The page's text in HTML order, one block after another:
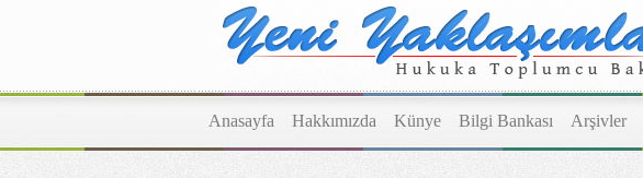
Anasayfa Hakkımızda Künye Bilgi Bankası Arşivler